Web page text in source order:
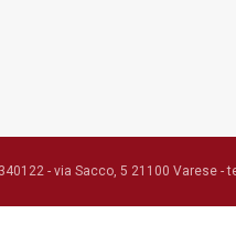
- via Sacco, 5 21100 Varese